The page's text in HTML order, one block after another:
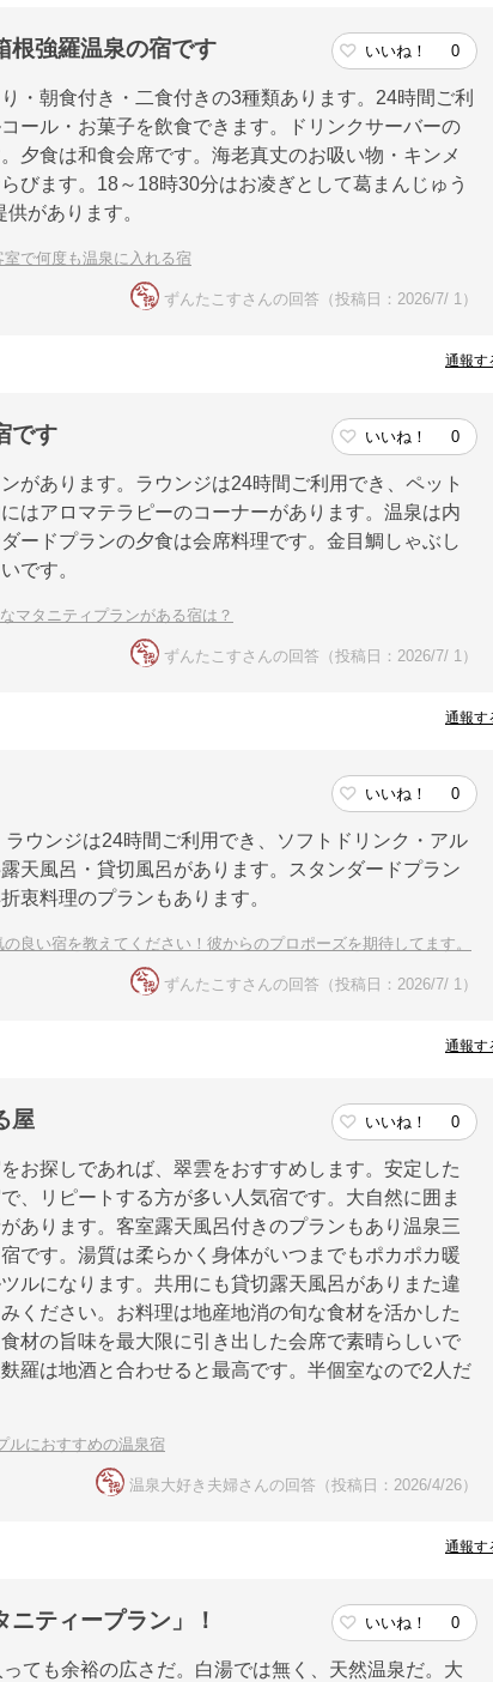
根強羅温泉の宿です いいね！ 0
・朝食付き・二食付きの3種類あります。24時間ご利
ール・お菓子を飲食できます。ドリンクサーバーの
夕食は和食会席です。海老真丈のお吸い物・キンメ
びます。18～18時30分はお凌ぎとして葛まんじゅう
があります。
で何度も温泉に入れる宿
ずんたこすさんの回答（投稿日：2026/7/ 1）
通報す
です いいね！ 0
があります。ラウンジは24時間ご利用でき、ペット
はアロマテラピーのコーナーがあります。温泉は内
ードプランの夕食は会席料理です。金目鯛しゃぶし
です。
マタニティプランがある宿は？
ずんたこすさんの回答（投稿日：2026/7/ 1）
通報す
いいね！ 0
ウンジは24時間ご利用でき、ソフトドリンク・アル
天風呂・貸切風呂があります。スタンダードプラン
衷料理のプランもあります。
良い宿を教えてください！彼からのプロポーズを期待してます。
ずんたこすさんの回答（投稿日：2026/7/ 1）
通報す
屋 いいね！ 0
お探しであれば、翠雲をおすすめします。安定した
、リピートする方が多い人気宿です。大自然に囲ま
あります。客室露天風呂付きのプランもあり温泉三
です。湯質は柔らかく身体がいつまでもポカポカ暖
ルになります。共用にも貸切露天風呂がありまた違
ください。お料理は地産地消の旬な食材を活かした
材の旨味を最大限に引き出した会席で素晴らしいで
羅は地酒と合わせると最高です。半個室なので2人だ
におすすめの温泉宿
温泉大好き夫婦さんの回答（投稿日：2026/4/26）
通報す
ティープラン」！ いいね！ 0
ても余裕の広さだ。白湯では無く、天然温泉だ。大